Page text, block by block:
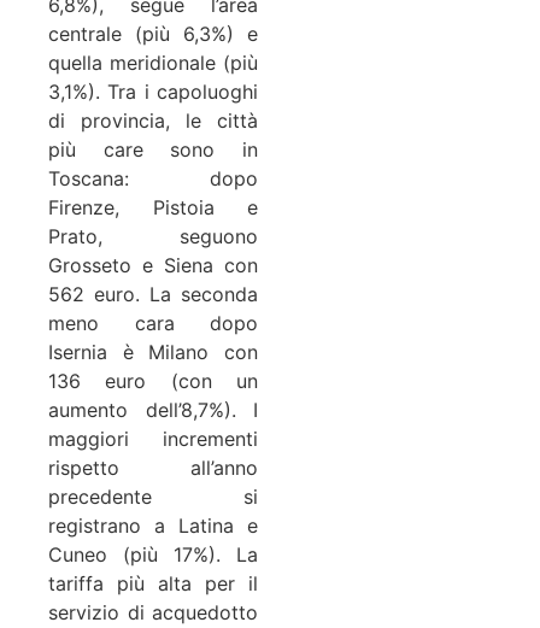
6,8%), segue l’area
centrale (più 6,3%) e
quella meridionale (più
3,1%). Tra i capoluoghi
di provincia, le città
più care sono in
Toscana: dopo
Firenze, Pistoia e
Prato, seguono
Grosseto e Siena con
562 euro. La seconda
meno cara dopo
Isernia è Milano con
136 euro (con un
aumento dell’8,7%). I
maggiori incrementi
rispetto all’anno
precedente si
registrano a Latina e
Cuneo (più 17%). La
tariffa più alta per il
servizio di acquedotto